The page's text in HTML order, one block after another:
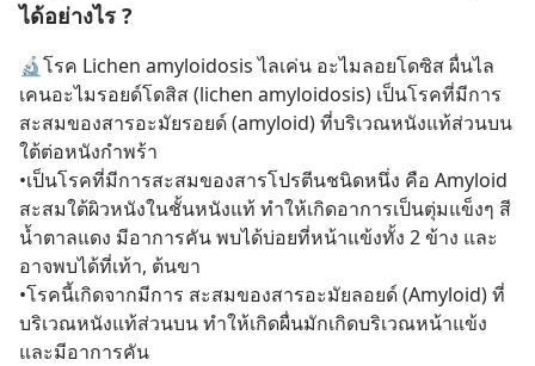
ได้อย่างไร ?
🔬โรค Lichen amyloidosis ไลเค่น อะไมลอยโดซิส ผื่นไล
เคนอะไมรอยด์โดสิส (lichen amyloidosis) เป็นโรคที่มีการ
สะสมของสารอะมัยรอยด์ (amyloid) ที่บริเวณหนังแท้ส่วนบน
ใต้ต่อหนังกำพร้า
•เป็นโรคที่มีการสะสมของสารโปรตีนชนิดหนึ่ง คือ Amyloid
สะสมใต้ผิวหนังในชั้นหนังแท้ ทำให้เกิดอาการเป็นตุ่มแข็งๆ สี
น้ำตาลแดง มีอาการคัน พบได้บ่อยที่หน้าแข้งทั้ง 2 ข้าง และ
อาจพบได้ที่เท้า, ต้นขา
•โรคนี้เกิดจากมีการ สะสมของสารอะมัยลอยด์ (Amyloid) ที่
บริเวณหนังแท้ส่วนบน ทำให้เกิดผื่นมักเกิดบริเวณหน้าแข้ง
และมีอาการคัน